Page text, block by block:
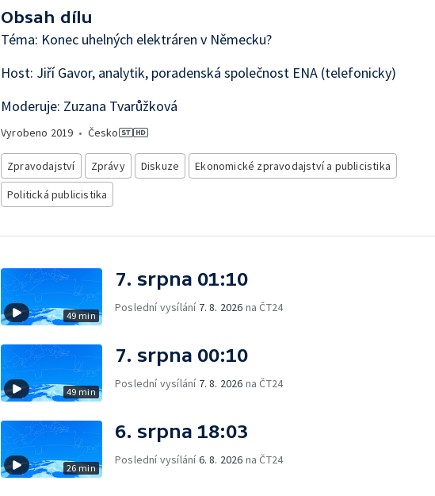
Obsah dílu
Téma: Konec uhelných elektráren v Německu?
Host: Jiří Gavor, analytik, poradenská společnost ENA (telefonicky)
Moderuje: Zuzana Tvarůžková
Vyrobeno 2019 • Česko
Zpravodajství Zprávy Diskuze
Ekonomické zpravodajství a publicistika
Politická publicistika
49 min
7. srpna 01:10
Poslední vysílání 7. 8. 2026 na ČT24
49 min
7. srpna 00:10
Poslední vysílání 7. 8. 2026 na ČT24
26 min
6. srpna 18:03
Poslední vysílání6. 8. 2026 na ČT24